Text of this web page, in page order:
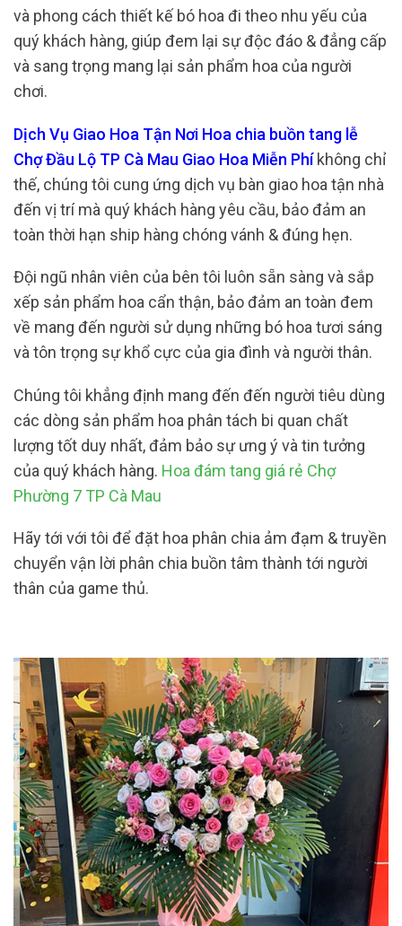
và phong cách thiết kế bó hoa đi theo nhu yếu của
quý khách hàng, giúp đem lại sự độc đáo & đẳng cấp
và sang trọng mang lại sản phẩm hoa của người
chơi.
Dịch Vụ Giao Hoa Tận Nơi Hoa chia buồn tang lễ
Chợ Đầu Lộ TP Cà Mau Giao Hoa Miễn Phíkhông chỉ
thế, chúng tôi cung ứng dịch vụ bàn giao hoa tận nhà
đến vị trí mà quý khách hàng yêu cầu, bảo đảm an
toàn thời hạn ship hàng chóng vánh & đúng hẹn.
Đội ngũ nhân viên của bên tôi luôn sẵn sàng và sắp
xếp sản phẩm hoa cẩn thận, bảo đảm an toàn đem
về mang đến người sử dụng những bó hoa tươi sáng
và tôn trọng sự khổ cực của gia đình và người thân.
Chúng tôi khẳng định mang đến đến người tiêu dùng
các dòng sản phẩm hoa phân tách bi quan chất
lượng tốt duy nhất, đảm bảo sự ưng ý và tin tưởng
của quý khách hàng. Hoa đám tang giá rẻ Chợ
Phường 7 TP Cà Mau
Hãy tới với tôi để đặt hoa phân chia ảm đạm & truyền
chuyển vận lời phân chia buồn tâm thành tới người
thân của game thủ.